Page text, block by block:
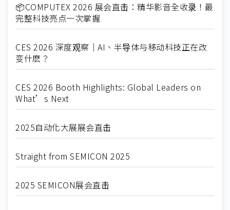
📦COMPUTEX 2026 展会直击：精华影音全收录！最
完整科技亮点一次掌握
CES 2026 深度观察｜AI、半导体与移动科技正在改
变什麽？
CES 2026 Booth Highlights: Global Leaders on
What’s Next
2025自动化大展展会直击
Straight from SEMICON 2025
2025 SEMICON展会直击